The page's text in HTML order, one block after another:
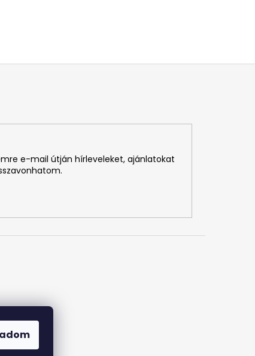
e-mail útján hírleveleket, ajánlatokat